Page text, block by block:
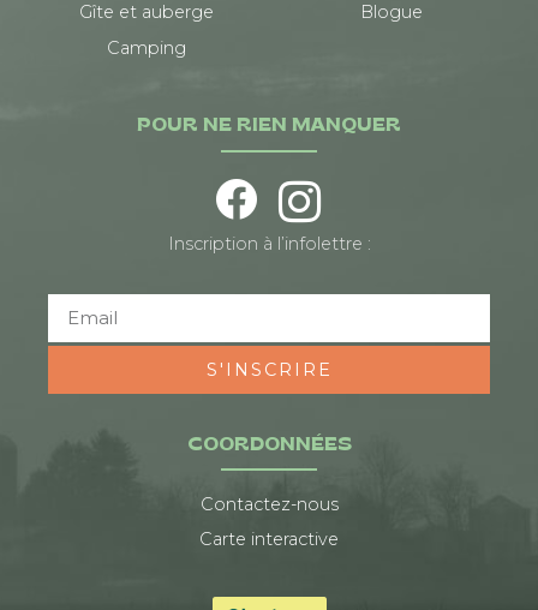
Gîte et auberge
Camping
Blogue
COORDONNÉES
Contactez-nous
Carte interactive
POUR NE RIEN MANQUER
Inscription à l’infolettre :
S'INSCRIRE